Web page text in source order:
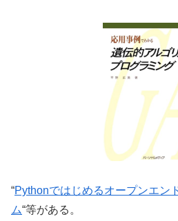
“Pythonではじめるオープンエン
ム“等がある。